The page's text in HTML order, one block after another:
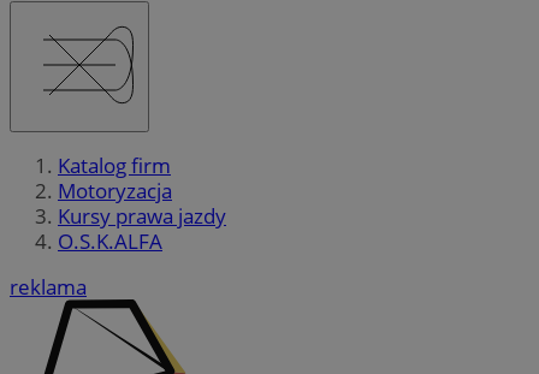
Katalog firm
Motoryzacja
Kursy prawa jazdy
O.S.K.ALFA
reklama